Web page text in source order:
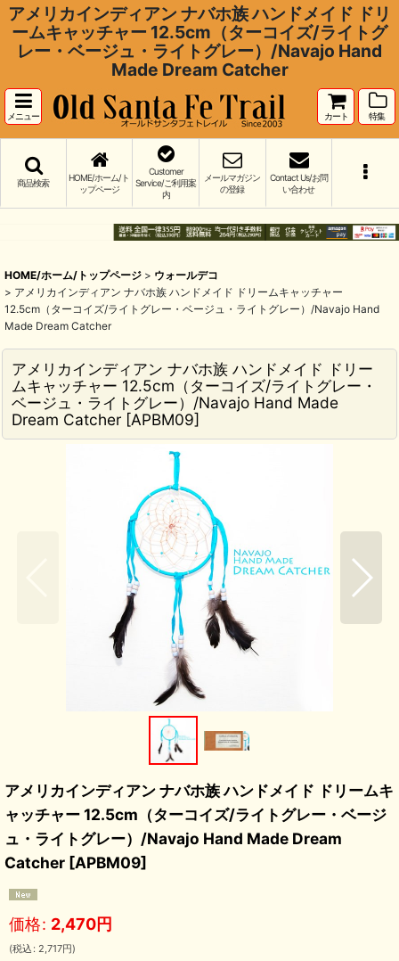
アメリカインディアン ナバホ族 ハンドメイド ドリ
ームキャッチャー 12.5cm（ターコイズ/ライトグ
レー・ベージュ・ライトグレー）/Navajo Hand
Made Dream Catcher
メニュー カート 特集
商品検索
HOME/ホーム/ト
ップページ
Customer
Service/ご利用案
内
メールマガジン
の登録
Contact Us/お問
い合わせ
HOME/ホーム/トップページ > ウォールデコ
> アメリカインディアン ナバホ族 ハンドメイド ドリームキャッチャー
12.5cm（ターコイズ/ライトグレー・ベージュ・ライトグレー）/Navajo Hand
Made Dream Catcher
アメリカインディアン ナバホ族 ハンドメイド ドリー
ムキャッチャー 12.5cm（ターコイズ/ライトグレー・
ベージュ・ライトグレー）/Navajo Hand Made
Dream Catcher [APBM09]
アメリカインディアン ナバホ族 ハンドメイド ドリームキ
ャッチャー 12.5cm（ターコイズ/ライトグレー・ベージ
ュ・ライトグレー）/Navajo Hand Made Dream
Catcher [APBM09]
価格: 2,470円
(税込 : 2,717円)